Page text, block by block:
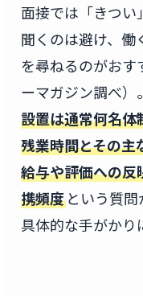
面接では「きつい
聞くのは避け、働
を尋ねるのがおす
ーマガジン調べ）。
設置は通常何名体
残業時間とその主
給与や評価への反
携頻度という質問
具体的な手がかり